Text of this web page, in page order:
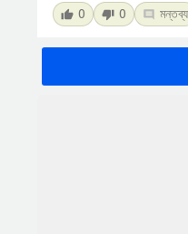
0 0 মন্তব্য